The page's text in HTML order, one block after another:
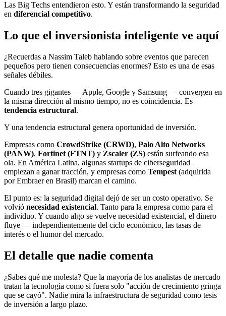
Las Big Techs entendieron esto. Y están transformando la seguridad
en diferencial competitivo.
Lo que el inversionista inteligente ve aquí
¿Recuerdas a Nassim Taleb hablando sobre eventos que parecen
pequeños pero tienen consecuencias enormes? Esto es una de esas
señales débiles.
Cuando tres gigantes — Apple, Google y Samsung — convergen en
la misma dirección al mismo tiempo, no es coincidencia. Es
tendencia estructural.
Y una tendencia estructural genera oportunidad de inversión.
Empresas como CrowdStrike (CRWD), Palo Alto Networks
(PANW), Fortinet (FTNT) y Zscaler (ZS) están surfeando esa
ola. En América Latina, algunas startups de ciberseguridad
empiezan a ganar tracción, y empresas como Tempest (adquirida
por Embraer en Brasil) marcan el camino.
El punto es: la seguridad digital dejó de ser un costo operativo. Se
volvió necesidad existencial. Tanto para la empresa como para el
individuo. Y cuando algo se vuelve necesidad existencial, el dinero
fluye — independientemente del ciclo económico, las tasas de
interés o el humor del mercado.
El detalle que nadie comenta
¿Sabes qué me molesta? Que la mayoría de los analistas de mercado
tratan la tecnología como si fuera solo "acción de crecimiento gringa
que se cayó". Nadie mira la infraestructura de seguridad como tesis
de inversión a largo plazo.